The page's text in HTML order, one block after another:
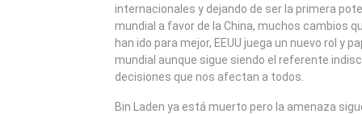
internacionales y dejando de ser la primera
mundial a favor de la China, muchos cambios
han ido para mejor, EEUU juega un nuevo rol y
mundial aunque sigue siendo el referente
decisiones que nos afectan a todos.
Bin Laden ya está muerto pero la amenaza